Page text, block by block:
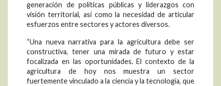
generación de políticas públicas y liderazgos con
visión territorial, así como la necesidad de articular
esfuerzos entre sectores y actores diversos.
“Una nueva narrativa para la agricultura debe ser
constructiva, tener una mirada de futuro y estar
focalizada en las oportunidades. El contexto de la
agricultura de hoy nos muestra un sector
fuertemente vinculado a la ciencia y la tecnología, que